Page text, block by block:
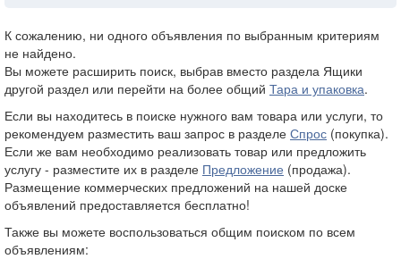
К сожалению, ни одного объявления по выбранным критериям
не найдено.
Вы можете расширить поиск, выбрав вместо раздела Ящики
другой раздел или перейти на более общий Тара и упаковка.
Если вы находитесь в поиске нужного вам товара или услуги, то
рекомендуем разместить ваш запрос в разделе Спрос (покупка).
Если же вам необходимо реализовать товар или предложить
услугу - разместите их в разделе Предложение (продажа).
Размещение коммерческих предложений на нашей доске
объявлений предоставляется бесплатно!
Также вы можете воспользоваться общим поиском по всем
объявлениям: